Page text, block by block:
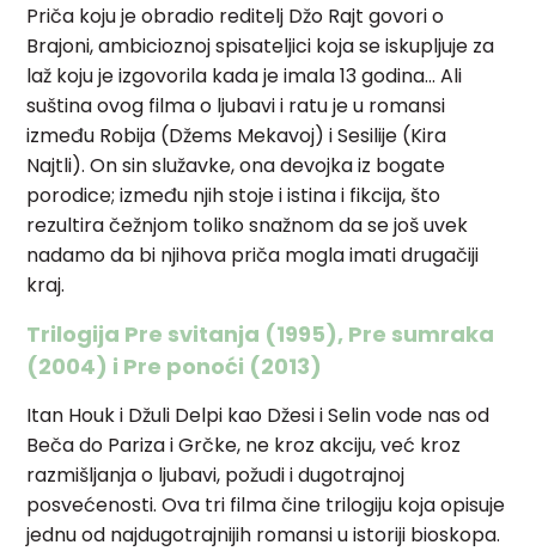
Priča koju je obradio reditelj Džo Rajt govori o
Brajoni, ambicioznoj spisateljici koja se iskupljuje za
laž koju je izgovorila kada je imala 13 godina… Ali
suština ovog filma o ljubavi i ratu je u romansi
između Robija (Džems Mekavoj) i Sesilije (Kira
Najtli). On sin služavke, ona devojka iz bogate
porodice; između njih stoje i istina i fikcija, što
rezultira čežnjom toliko snažnom da se još uvek
nadamo da bi njihova priča mogla imati drugačiji
kraj.
Trilogija Pre svitanja (1995), Pre sumraka
(2004) i Pre ponoći (2013)
Itan Houk i Džuli Delpi kao Džesi i Selin vode nas od
Beča do Pariza i Grčke, ne kroz akciju, već kroz
razmišljanja o ljubavi, požudi i dugotrajnoj
posvećenosti. Ova tri filma čine trilogiju koja opisuje
jednu od najdugotrajnijih romansi u istoriji bioskopa.